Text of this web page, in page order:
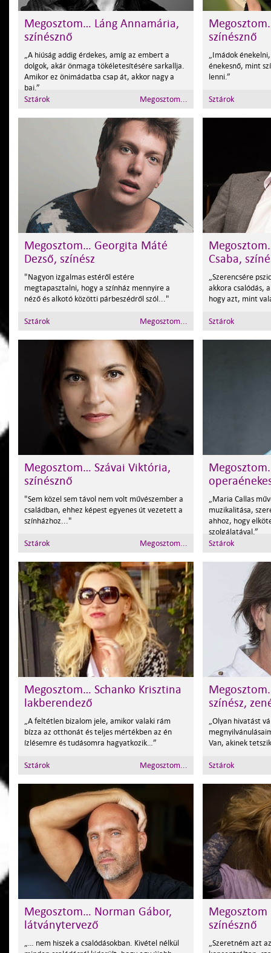
Megosztom… Láng Annamária,
színésznő
„A hiúság addig érdekes, amíg az embert a
dolgok, akár önmaga tökéletesítésére sarkallja.
Amikor ez önimádatba csap át, akkor nagy a
baj.”
Sztárok
Megosztom...
színésznő
„Imádok
énekesnő, mint
lenni.”
Sztárok
Megosztom… Georgita Máté
Dezső, színész
"Nagyon izgalmas estéről estére
megtapasztalni, hogy a színház mennyire a
néző és alkotó közötti párbeszédről szól..."
Sztárok Megosztom...
Csaba,
„Szerencsére
akkora csalódás,
hogy azt, mint
Sztárok
Megosztom… Szávai Viktória,
színésznő
"Sem közel sem távol nem volt művészember a
családban, ehhez képest egyenes út vezetett a
színházhoz..."
Sztárok Megosztom...
„Maria Callas
muzikalitása,
ahhoz, hogy
szolgálatával.”
Sztárok
Megosztom… Schanko Krisztina
lakberendező
„A feltétlen bizalom jele, amikor valaki rám
bízza az otthonát és teljes mértékben az én
ízlésemre és tudásomra hagyatkozik…”
Sztárok Megosztom...
színész,
„Olyan hivatást
Van, akinek
Sztárok
Megosztom… Norman Gábor,
látványtervező
„… nem hiszek a csalódásokban. Kivétel nélkül
Megosztom
színésznő
„Szeretném azt